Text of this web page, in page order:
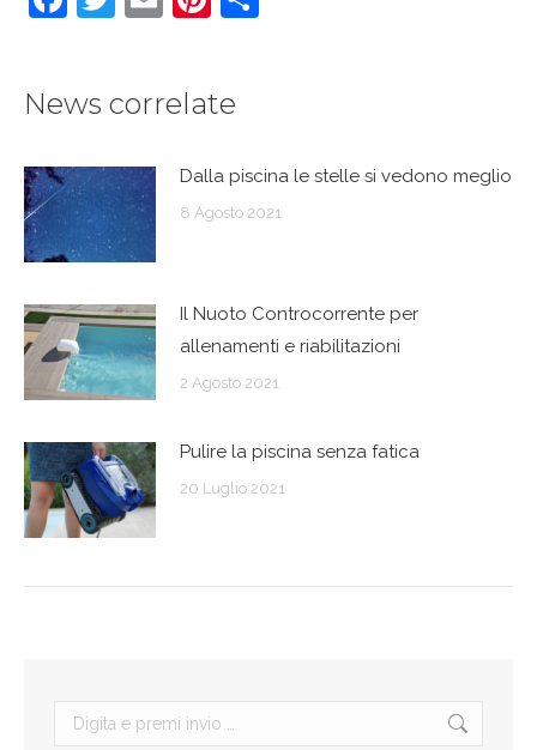
News correlate
Dalla piscina le stelle si vedono meglio
8 Agosto 2021
Il Nuoto Controcorrente per
allenamenti e riabilitazioni
2 Agosto 2021
Pulire la piscina senza fatica
20 Luglio 2021
Search: